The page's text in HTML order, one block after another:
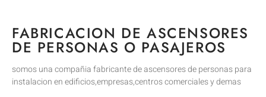
FABRICACION DE ASCENSORES
DE PERSONAS O PASAJEROS
somos una compañia fabricante de ascensores de personas para
instalacion en edificios,empresas,centros comerciales y demas